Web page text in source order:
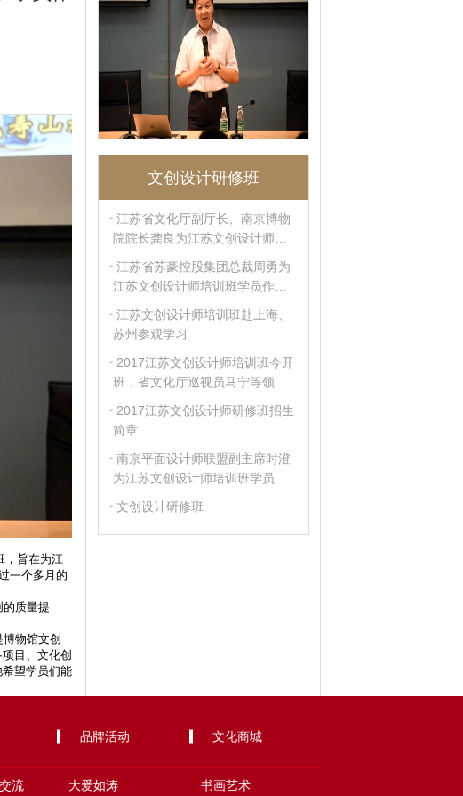
，旨在为江
一个多月的
质量提
物馆文创
目、文化创
望学员们能
文创设计研修班
江苏省文化厅副厅长、南京博物
院院长龚良为江苏文创设计师培
训班学员作专题讲座
江苏省苏豪控股集团总裁周勇为
江苏文创设计师培训班学员作专
题讲座
江苏文创设计师培训班赴上海、
苏州参观学习
2017江苏文创设计师培训班今开
班，省文化厅巡视员马宁等领导
2017江苏文创设计师研修班招生
简章
南京平面设计师联盟副主席时澄
为江苏文创设计师培训班学员作
专题讲座
文创设计研修班
流
品牌活动
大爱如涛
文化商城
书画艺术